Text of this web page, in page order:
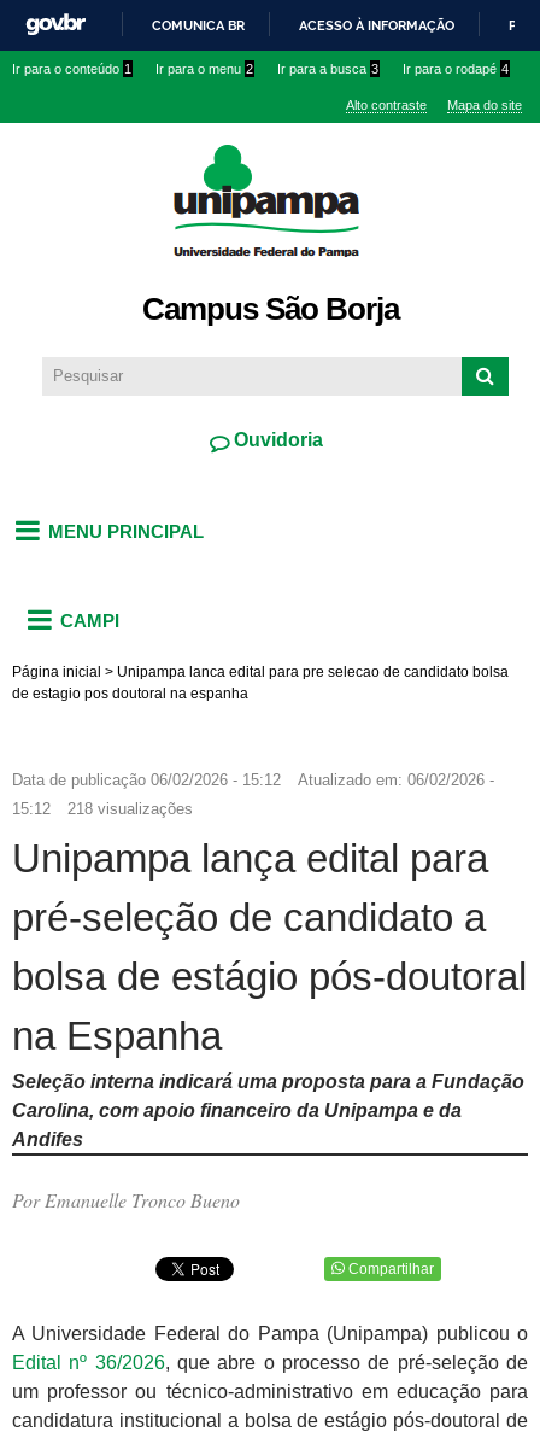
conteúdo
IR
O
COMUNICA BR ACESSO À INFORMAÇÃO
Ir para o conteúdo 1 Ir para o menu 2 Ir para a busca 3 Ir para o rodapé 4
Alto contraste Mapa do site
Campus São Borja
Ouvidoria
MENU PRINCIPAL
CAMPI
Página inicial > Unipampa lanca edital para pre selecao de candidato bolsa
de estagio pos doutoral na espanha
Data de publicação 06/02/2026 - 15:12 Atualizado em: 06/02/2026 -
15:12
218 visualizações
Unipampa lança edital para
pré-seleção de candidato a
bolsa de estágio pós-doutoral
na Espanha
Seleção interna indicará uma proposta para a Fundação
Carolina, com apoio financeiro da Unipampa e da
Andifes
Por Emanuelle Tronco Bueno
Compartilhar
A Universidade Federal do Pampa (Unipampa) publicou o
Edital nº 36/2026, que abre o processo de pré-seleção de
um professor ou técnico-administrativo em educação para
candidatura institucional a bolsa de estágio pós-doutoral de